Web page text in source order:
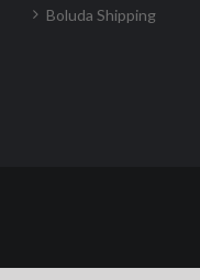
Boluda Shipping